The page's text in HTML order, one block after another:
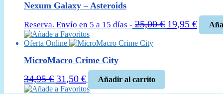
59,95
Nexum Galaxy – Asteroids
Reserva. Envío en 5 a 15 días - 25,00€ El
19,95 €El
precio
Añade a Favoritos
Oferta Online
MicroMacro Crime City
34,95€ El
precio
31,50 €El
precio
Añadir al carrito
Añade a Favoritos